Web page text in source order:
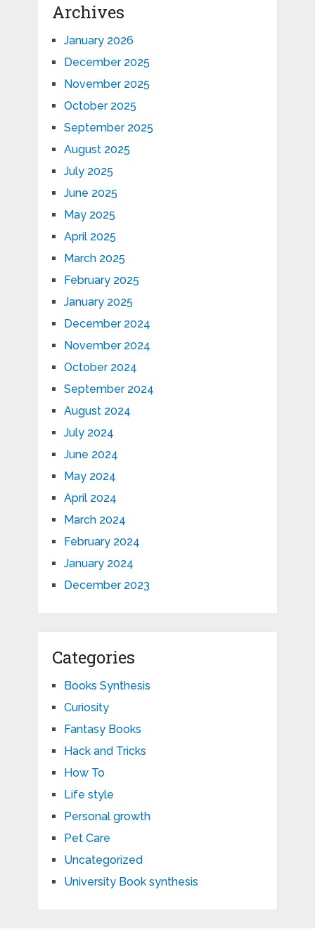
Archives
January 2026
December 2025
November 2025
October 2025
September 2025
August 2025
July 2025
June 2025
May 2025
April 2025
March 2025
February 2025
January 2025
December 2024
November 2024
October 2024
September 2024
August 2024
July 2024
June 2024
May 2024
April 2024
March 2024
February 2024
January 2024
December 2023
Categories
Books Synthesis
Curiosity
Fantasy Books
Hack and Tricks
How To
Life style
Personal growth
Pet Care
Uncategorized
University Book synthesis